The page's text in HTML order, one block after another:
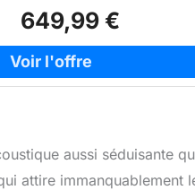
649,99 €
aussi séduisante
attire